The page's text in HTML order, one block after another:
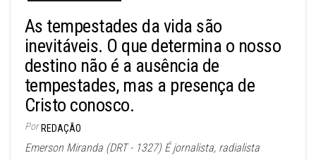
As tempestades da vida são
inevitáveis. O que determina o nosso
destino não é a ausência de
tempestades, mas a presença de
Cristo conosco.
Por REDAÇÃO
Emerson Miranda (DRT - 1327) É jornalista, radialista